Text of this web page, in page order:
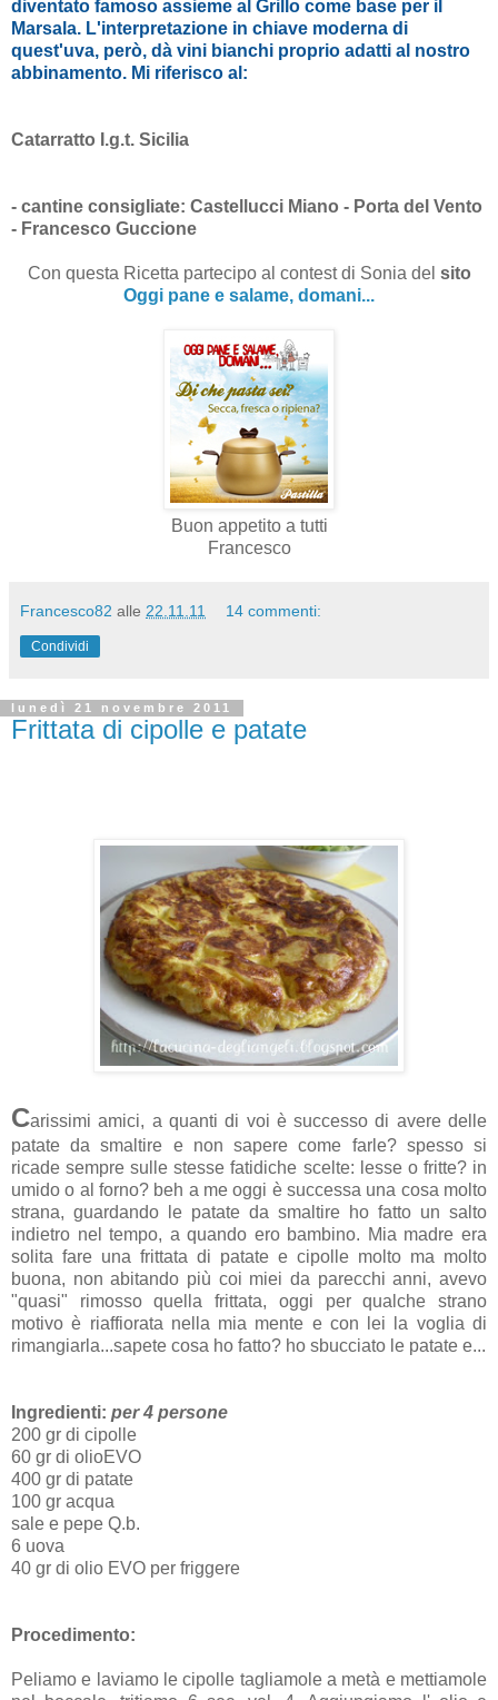
diventato famoso assieme al Grillo come base per il
Marsala. L'interpretazione in chiave moderna di
quest'uva, però, dà vini bianchi proprio adatti al nostro
abbinamento. Mi riferisco al:
Catarratto I.g.t. Sicilia
- cantine consigliate: Castellucci Miano - Porta del Vento
- Francesco Guccione
Con questa Ricetta partecipo al contest di Sonia del sito
Oggi pane e salame, domani...
Buon appetito a tutti
Francesco
Francesco82 alle 22.11.11 14 commenti:
Condividi
lunedì 21 novembre 2011
Frittata di cipolle e patate
Carissimi amici, a quanti di voi è successo di avere delle
patate da smaltire e non sapere come farle? spesso si
ricade sempre sulle stesse fatidiche scelte: lesse o fritte? in
umido o al forno? beh a me oggi è successa una cosa molto
strana, guardando le patate da smaltire ho fatto un salto
indietro nel tempo, a quando ero bambino. Mia madre era
solita fare una frittata di patate e cipolle molto ma molto
buona, non abitando più coi miei da parecchi anni, avevo
"quasi" rimosso quella frittata, oggi per qualche strano
motivo è riaffiorata nella mia mente e con lei la voglia di
rimangiarla...sapete cosa ho fatto? ho sbucciato le patate e...
Ingredienti: per 4 persone
200 gr di cipolle
60 gr di olioEVO
400 gr di patate
100 gr acqua
sale e pepe Q.b.
6 uova
40 gr di olio EVO per friggere
Procedimento:
Peliamo e laviamo le cipolle tagliamole a metà e mettiamole